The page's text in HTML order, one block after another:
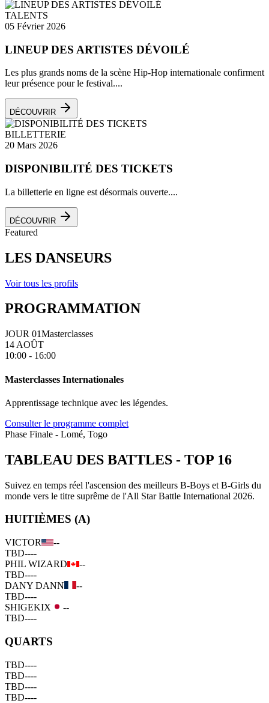
TALENTS
05 Février 2026
LINEUP DES ARTISTES DÉVOILÉ
Les plus grands noms de la scène Hip-Hop internationale confirment
leur présence pour le festival....
DÉCOUVRIR
BILLETTERIE
20 Mars 2026
DISPONIBILITÉ DES TICKETS
La billetterie en ligne est désormais ouverte....
DÉCOUVRIR
Featured
LES DANSEURS
Voir tous les profils
PROGRAMMATION
JOUR 01Masterclasses
14 AOÛT
10:00 - 16:00
Masterclasses Internationales
Apprentissage technique avec les légendes.
Consulter le programme complet
Phase Finale - Lomé, Togo
TABLEAU DES BATTLES - TOP 16
Suivez en temps réel l'ascension des meilleurs B-Boys et B-Girls du
monde vers le titre suprême de l'All Star Battle International 2026.
HUITIÈMES (A)
VICTOR
--
TBD----
PHIL WIZARD
--
TBD----
DANY DANN
--
TBD----
SHIGEKIX
--
TBD----
QUARTS
TBD----
TBD----
TBD----
TBD----